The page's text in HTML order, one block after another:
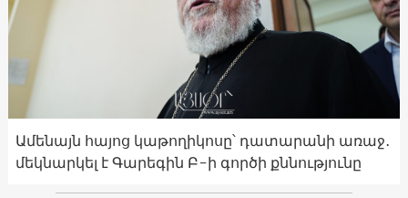
Ամենայն հայոց կաթողիկոսը՝ դատարանի առաջ․
մեկնարկել է Գարեգին Բ-ի գործի քննությունը